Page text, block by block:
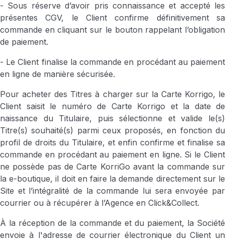
- Sous réserve d’avoir pris connaissance et accepté les
présentes CGV, le Client confirme définitivement sa
commande en cliquant sur le bouton rappelant l’obligation
de paiement.
- Le Client finalise la commande en procédant au paiement
en ligne de manière sécurisée.
Pour acheter des Titres à charger sur la Carte Korrigo, le
Client saisit le numéro de Carte Korrigo et la date de
naissance du Titulaire, puis sélectionne et valide le(s)
Titre(s) souhaité(s) parmi ceux proposés, en fonction du
profil de droits du Titulaire, et enfin confirme et finalise sa
commande en procédant au paiement en ligne. Si le Client
ne possède pas de Carte KorriGo avant la commande sur
la e-boutique, il doit en faire la demande directement sur le
Site et l’intégralité de la commande lui sera envoyée par
courrier ou à récupérer à l’Agence en Click&Collect.
À la réception de la commande et du paiement, la Société
envoie à l'adresse de courrier électronique du Client un